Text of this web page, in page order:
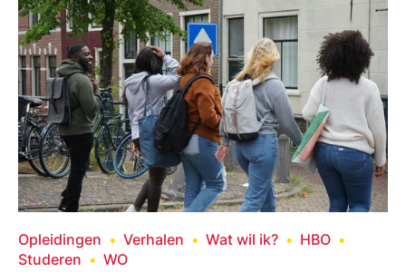
Opleidingen Verhalen Wat wil ik?
HBO
Studeren
WO